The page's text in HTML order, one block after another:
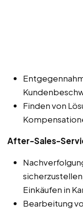
Finden von
After-Sales-
Einkäufen in
Bearbeitung